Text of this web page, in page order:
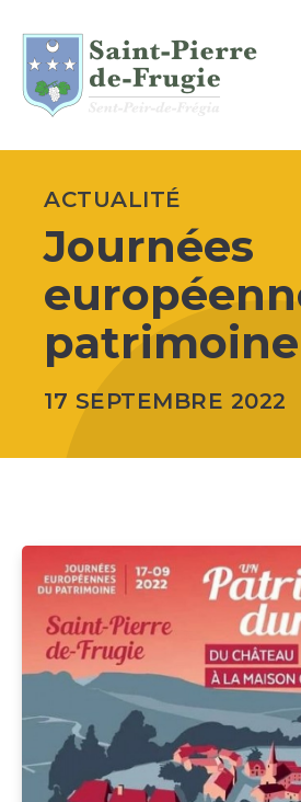
ACTUALITÉ
Journées
patrimoine
17 SEPTEMBRE 2022